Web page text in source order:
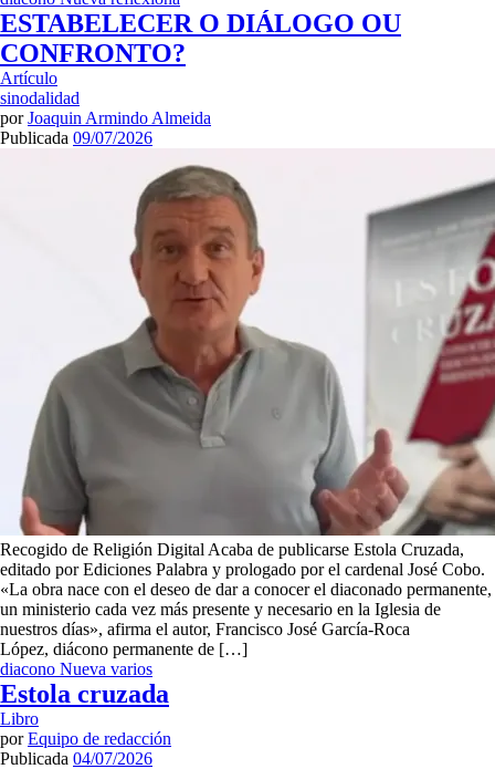
ESTABELECER O DIÁLOGO OU
CONFRONTO?
Artículo
sinodalidad
porJoaquin Armindo Almeida
Publicada 09/07/2026
Recogido de Religión Digital Acaba de publicarse Estola Cruzada,
editado por Ediciones Palabra y prologado por el cardenal José Cobo.
«La obra nace con el deseo de dar a conocer el diaconado permanente,
un ministerio cada vez más presente y necesario en la Iglesia de
nuestros días», afirma el autor, Francisco José García-Roca
López, diácono permanente de […]
diacono Nueva varios
Estola cruzada
Libro
porEquipo de redacción
Publicada 04/07/2026